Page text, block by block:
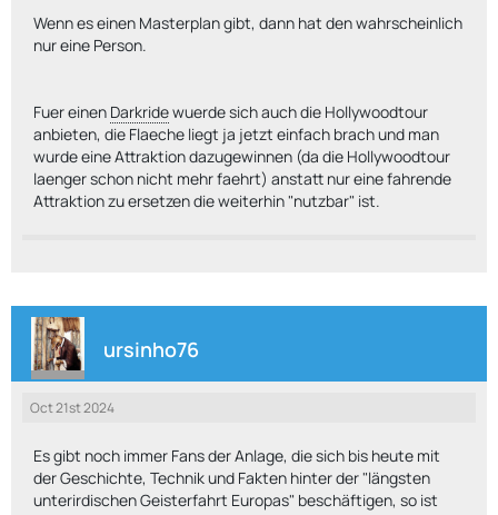
Wenn es einen Masterplan gibt, dann hat den wahrscheinlich
nur eine Person.
Fuer einen Darkridewuerde sich auch die Hollywoodtour
anbieten, die Flaeche liegt ja jetzt einfach brach und man
wurde eine Attraktion dazugewinnen (da die Hollywoodtour
laenger schon nicht mehr faehrt) anstatt nur eine fahrende
Attraktion zu ersetzen die weiterhin "nutzbar" ist.
ursinho76
Oct 21st 2024
Es gibt noch immer Fans der Anlage, die sich bis heute mit
der Geschichte, Technik und Fakten hinter der "längsten
unterirdischen Geisterfahrt Europas" beschäftigen, so ist